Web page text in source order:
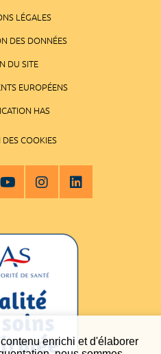
enrichi et d'élaborer
LÉGALES
DES DONNÉES
DU SITE
EUROPÉENS
HAS
DES COOKIES